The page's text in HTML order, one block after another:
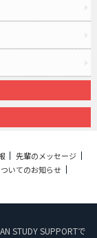
先輩のメッセージ
いてのお知らせ
STUDY SUPPORTで